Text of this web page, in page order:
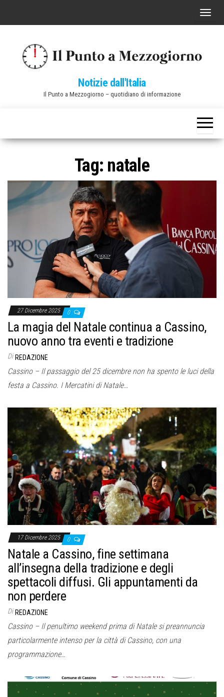
C
a
v
a
n
e
Notizie dall'Italia
Il Punto a Mezzogiorno – quotidiano di informazione
Tag: natale
27 Dicembre 2025 0
La magia del Natale continua a Cassino,
nuovo anno tra eventi e tradizione
Di REDAZIONE
Cassino – Il passaggio del 25 dicembre non ha spento le luci della
festa a Cassino. I Mercatini di Natale…
17 Dicembre 2025 0
Natale a Cassino, fine settimana
all’insegna della tradizione e degli
spettacoli diffusi. Gli appuntamenti da
non perdere
Di REDAZIONE
Cassino – Il penultimo weekend prima di Natale si preannuncia
particolarmente intenso per la città di Cassino, con una
programmazione…